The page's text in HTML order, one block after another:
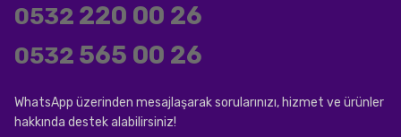
0532 220 00 26
0532 565 00 26
WhatsApp üzerinden mesajlaşarak sorularınızı, hizmet ve ürünler
hakkında destek alabilirsiniz!